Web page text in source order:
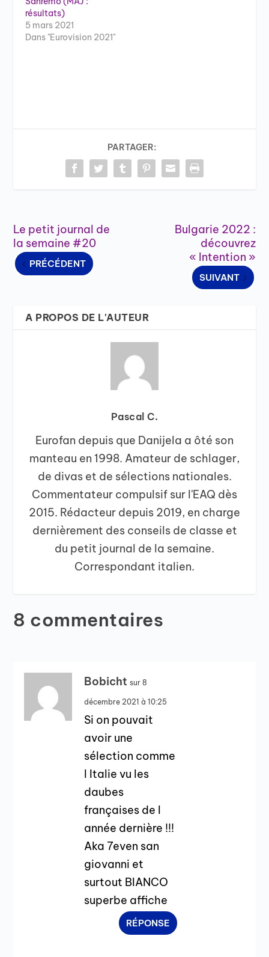
résultats)
5 mars 2021
Dans "Eurovision 2021"
PARTAGER:
Le petit journal de
la semaine #20
PRÉCÉDENT
Bulgarie 2022 :
découvrez
« Intention »
SUIVANT
A PROPOS DE L'AUTEUR
Pascal C.
Eurofan depuis que Danijela a ôté son
manteau en 1998. Amateur de schlager,
de divas et de sélections nationales.
Commentateur compulsif sur l'EAQ dès
2015. Rédacteur depuis 2019, en charge
dernièrement des conseils de classe et
du petit journal de la semaine.
Correspondant italien.
8 commentaires
Bobicht sur 8
décembre 2021 à 10:25
Si on pouvait
avoir une
sélection comme
l Italie vu les
daubes
françaises de l
année dernière !!!
Aka 7even san
giovanni et
surtout BIANCO
superbe affiche
RÉPONSE